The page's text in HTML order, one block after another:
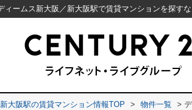
新大阪駅の賃貸マンション情報TOP > 物件一覧 >